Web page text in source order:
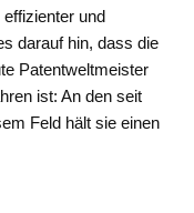
und
darauf hin, dass die
Patentweltmeister
ist: An den seit
Feld hält sie einen